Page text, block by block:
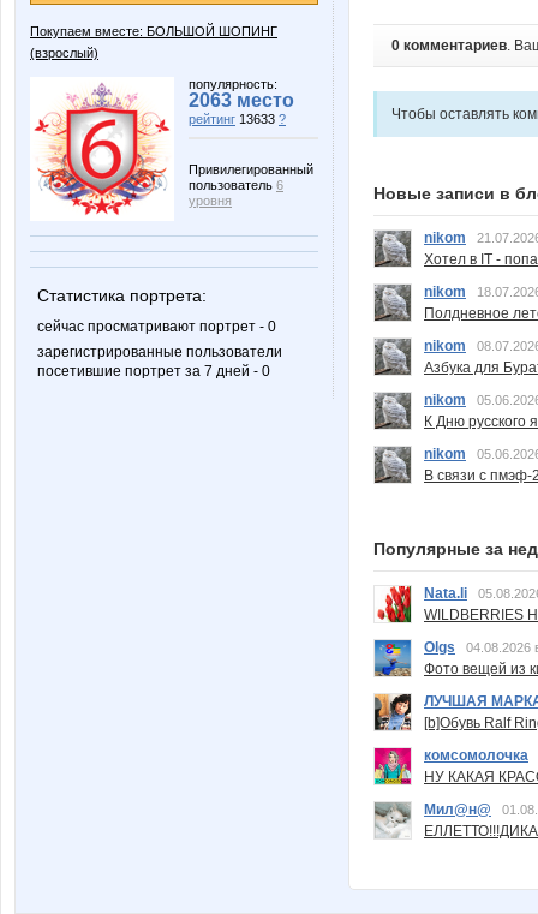
Покупаем вместе: БОЛЬШОЙ ШОПИНГ
(взрослый)
популярность:
2063 место
рейтинг 13633 ?
Привилегированный
пользователь 6
уровня
Статистика портрета:
сейчас просматривают портрет - 0
зарегистрированные пользователи
посетившие портрет за 7 дней - 0
0 комментариев.
Чтобы оставлять
Новые записи в
nikom
Хотел в IT -
nikom
Полдневное
nikom
Азбука для
nikom
К Дню русского
nikom
В связи с пмэф-
Популярные за
Nata.li
Olgs
04.08.2026
Фото вещей из
ЛУЧШАЯ
[b]Обувь Ralf
комсомолочка
НУ КАКАЯ
Мил@н@